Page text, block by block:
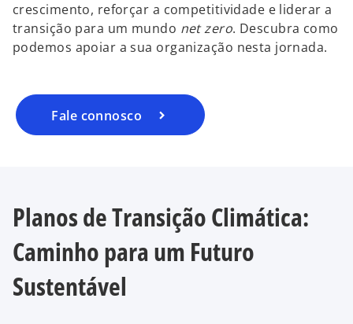
crescimento, reforçar a competitividade e liderar a
transição para um mundo net zero. Descubra como
podemos apoiar a sua organização nesta jornada.
Fale connosco
Planos de Transição Climática:
Caminho para um Futuro
Sustentável